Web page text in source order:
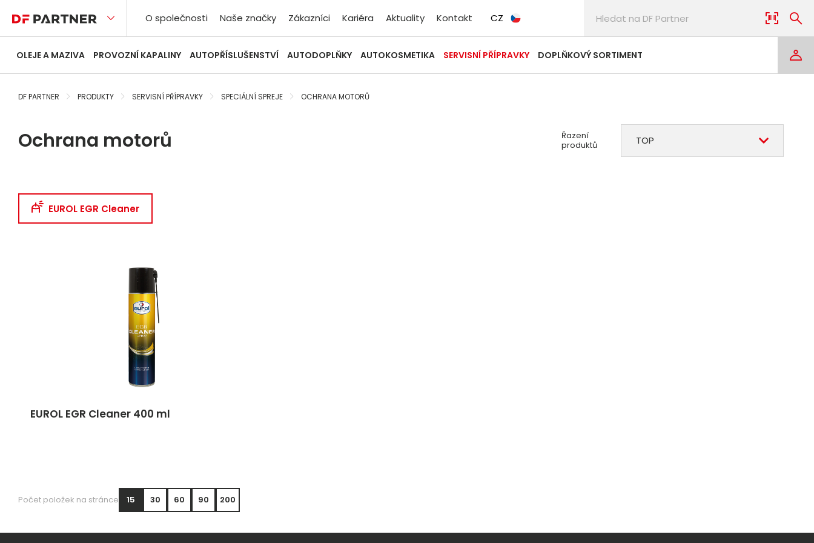
O společnosti Naše značky Zákazníci Kariéra Aktuality Kontakt CZ
OLEJE A MAZIVA PROVOZNÍ KAPALINY AUTOPŘÍSLUŠENSTVÍ AUTODOPLŇKY AUTOKOSMETIKA SERVISNÍ PŘÍPRAVKY DOPLŇKOVÝ SORTIMENT
DF PARTNER PRODUKTY SERVISNÍ PŘÍPRAVKY SPECIÁLNÍ SPREJE OCHRANA MOTORŮ
Ochrana motorů
Řazení
produktů
TOP
EUROL EGR Cleaner
EUROL EGR Cleaner 400 ml
Počet položek na stránce 15 30 60 90 200